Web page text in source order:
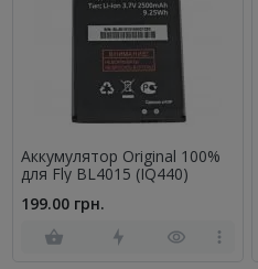
Аккумулятор Original 100%
для Fly BL4015 (IQ440)
199.00 грн.